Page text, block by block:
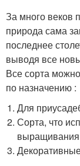
За много веков
природа сама
последнее
выводя все
Все сорта
по назначению :
Для
Сорта, что